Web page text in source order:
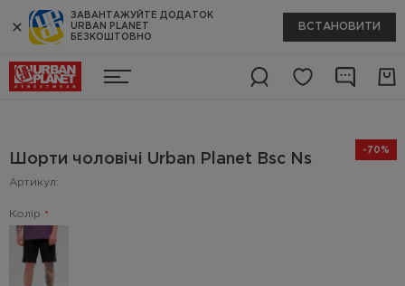
ЗАВАНТАЖУЙТЕ ДОДАТОК
URBAN PLANET
БЕЗКОШТОВНО
ВСТАНОВИТИ
-70%
Шорти чоловічі Urban Planet Bsc Ns
Артикул:
Колір